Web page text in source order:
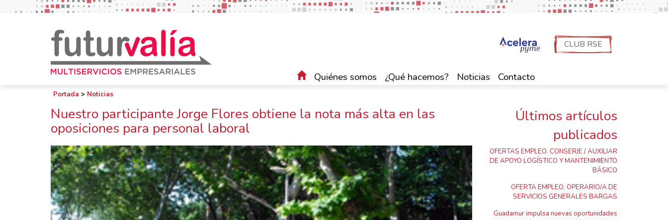
CLUB RSE
Quiénes somos ¿Qué hacemos? Noticias Contacto
Portada > Noticias
Nuestro participante Jorge Flores obtiene la nota más alta en las
oposiciones para personal laboral
Últimos artículos
publicados
OFERTAS EMPLEO. CONSERJE / AUXILIAR
DE APOYO LOGÍSTICO Y MANTENIMIENTO
BÁSICO
OFERTA EMPLEO. OPERARIO/A DE
SERVICIOS GENERALES BARGAS
Guadamur impulsa nuevas oportunidades